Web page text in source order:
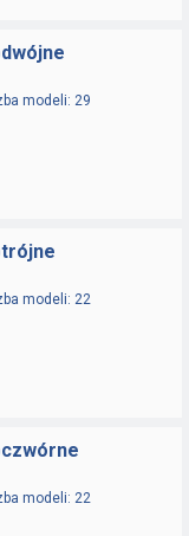
modeli: 29
modeli: 22
modeli: 22